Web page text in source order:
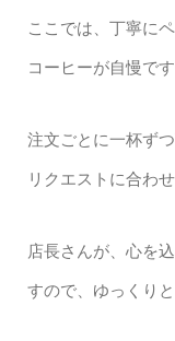
ここでは、丁寧に
コーヒーが自慢です
注文ごとに一杯ず
リクエストに合わ
店長さんが、心を
すので、ゆっくり